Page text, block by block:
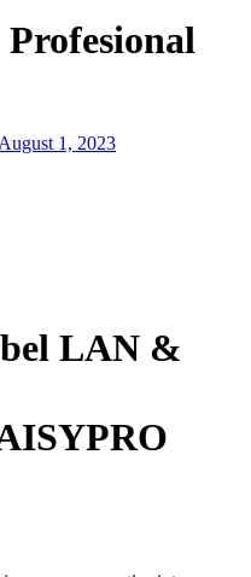
August 1, 2023
LAN &